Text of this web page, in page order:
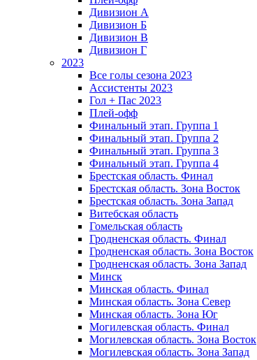
Дивизион A
Дивизион Б
Дивизион В
Дивизион Г
2023
Все голы сезона 2023
Ассистенты 2023
Гол + Пас 2023
Плей-офф
Финальный этап. Группа 1
Финальный этап. Группа 2
Финальный этап. Группа 3
Финальный этап. Группа 4
Брестская область. Финал
Брестская область. Зона Восток
Брестская область. Зона Запад
Витебская область
Гомельская область
Гродненская область. Финал
Гродненская область. Зона Восток
Гродненская область. Зона Запад
Минск
Минская область. Финал
Минская область. Зона Север
Минская область. Зона Юг
Могилевская область. Финал
Могилевская область. Зона Восток
Могилевская область. Зона Запад